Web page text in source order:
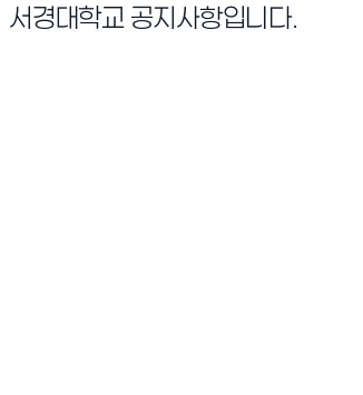
서경대학교 공지사항입니다.